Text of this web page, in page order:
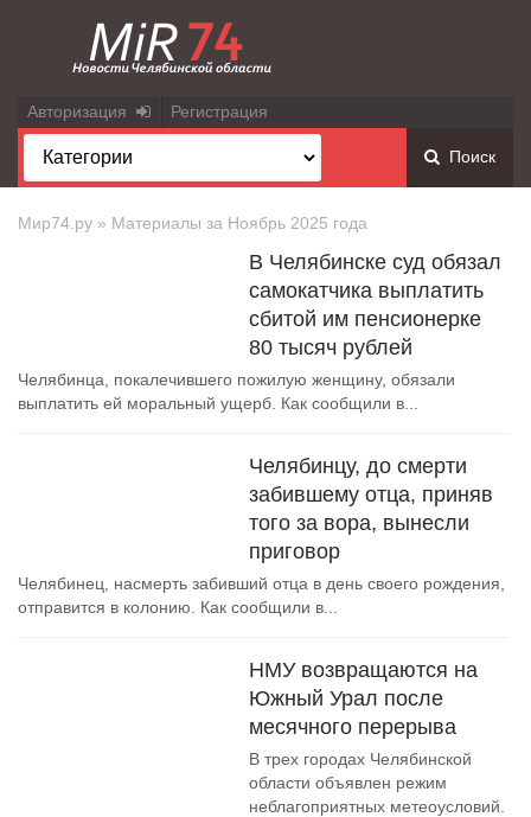
Авторизация Регистрация
Поиск
Мир74.ру » Материалы за Ноябрь 2025 года
В Челябинске суд обязал
самокатчика выплатить
сбитой им пенсионерке
80 тысяч рублей
Челябинца, покалечившего пожилую женщину, обязали
выплатить ей моральный ущерб. Как сообщили в...
Челябинцу, до смерти
забившему отца, приняв
того за вора, вынесли
приговор
Челябинец, насмерть забивший отца в день своего рождения,
отправится в колонию. Как сообщили в...
НМУ возвращаются на
Южный Урал после
месячного перерыва
В трех городах Челябинской
области объявлен режим
неблагоприятных метеоусловий.